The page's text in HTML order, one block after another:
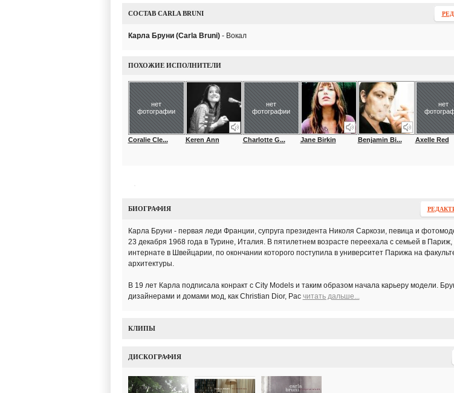
СОСТАВ CARLA BRUNI
Карла Бруни (Carla Bruni)- Вокал
ПОХОЖИЕ ИСПОЛНИТЕЛИ
нет
фотографии
Coralie Cle... Keren Ann
нет
фотографии
Charlotte G... Jane Birkin Benjamin Bi...
нет
Axelle Red
БИОГРАФИЯ
Карла Бруни - первая леди Франции, супруга президента Николя Саркози, певица и
23 декабря 1968 года в Турине, Италия. В пятилетнем возрасте переехала с семьей в Париж,
интернате в Швейцарии, по окончании которого поступила в университет Парижа на
архитектуры.
В 19 лет Карла подписала конракт с City Models и таким образом начала карьеру модели.
дизайнерами и домами мод, как Christian Dior, Pac читать дальше...
КЛИПЫ
ДИСКОГРАФИЯ